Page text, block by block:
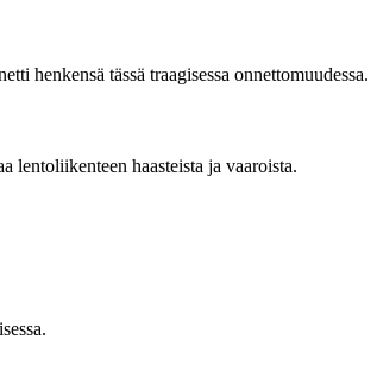
henkensä tässä traagisessa onnettomuudessa.
lentoliikenteen haasteista ja vaaroista.